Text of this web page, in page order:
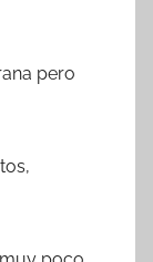
pero